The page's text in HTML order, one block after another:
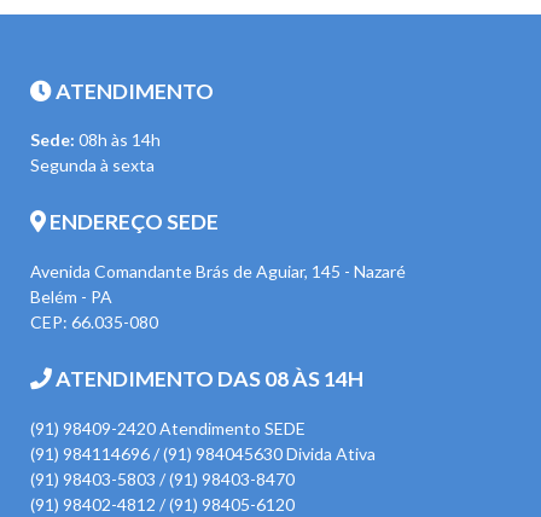
ATENDIMENTO
Sede: 08h às 14h
Segunda à sexta
ENDEREÇO SEDE
Avenida Comandante Brás de Aguiar, 145 - Nazaré
Belém - PA
CEP: 66.035-080
ATENDIMENTO DAS 08 ÀS 14H
(91) 98409-2420 Atendimento SEDE
(91) 984114696 / (91) 984045630 Divida Ativa
(91) 98403-5803 / (91) 98403-8470
(91) 98402-4812 / (91) 98405-6120